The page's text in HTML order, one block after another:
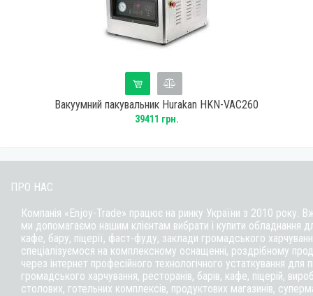
Вакуумний пакувальник Hurakan HKN-VAC260
39411 грн.
ПРО НАС
Компанія «Enjoy-Trade» працює на ринку України з 2010 року.
ми допомагаємо нашим клієнтам вибрати і купити обладнання
кафе, бару, піцерії, фаст-фуду, заклади громадського
спеціалізуємося на комплексному оснащенні, роздрібному
через інтернет професійного технологічного устаткування для
громадського харчування, ресторанів, барів, кафе, піцерій,
столових, готельних комплексів, продуктових магазинів,